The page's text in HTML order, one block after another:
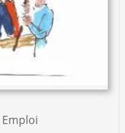
Emploi